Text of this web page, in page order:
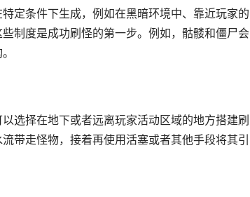
定条件下生成，例如在黑暗环境中、靠近玩家的
制度是成功刷怪的第一步。例如，骷髅和僵尸会
选择在地下或者远离玩家活动区域的地方搭建刷
带走怪物，接着再使用活塞或者其他手段将其引